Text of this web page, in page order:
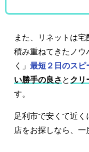
また、リネットは宅
積み重ねてきたノウ
く」 最短２日のスピ
い勝手の良さ と クリ
す。
足利市で安くて近
店をお探しなら、一